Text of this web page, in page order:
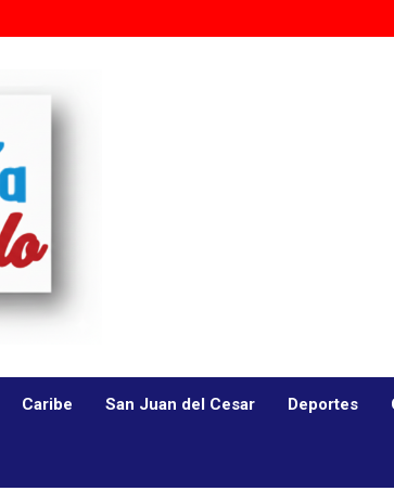
adulaciones
Caribe San Juan del Cesar Deportes